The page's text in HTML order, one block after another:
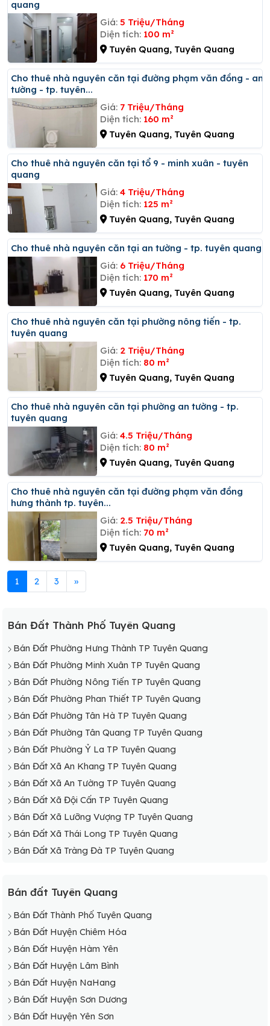
quang
Giá: 5 Triệu/Tháng
Diện tích: 100 m²
Tuyên Quang, Tuyên Quang
Cho thuê nhà nguyên căn tại đường phạm văn đồng - an
tường - tp. tuyên...
Giá: 7 Triệu/Tháng
Diện tích: 160 m²
Tuyên Quang, Tuyên Quang
Cho thuê nhà nguyên căn tại tổ 9 - minh xuân - tuyên
quang
Giá: 4 Triệu/Tháng
Diện tích: 125 m²
Tuyên Quang, Tuyên Quang
Cho thuê nhà nguyên căn tại an tường - tp. tuyên quang
Giá: 6 Triệu/Tháng
Diện tích: 170 m²
Tuyên Quang, Tuyên Quang
Cho thuê nhà nguyên căn tại phường nông tiến - tp.
tuyên quang
Giá: 2 Triệu/Tháng
Diện tích: 80 m²
Tuyên Quang, Tuyên Quang
Cho thuê nhà nguyên căn tại phường an tường - tp.
tuyên quang
Giá: 4.5 Triệu/Tháng
Diện tích: 80 m²
Tuyên Quang, Tuyên Quang
Cho thuê nhà nguyên căn tại đường phạm văn đồng
hưng thành tp. tuyên...
Giá: 2.5 Triệu/Tháng
Diện tích: 70 m²
Tuyên Quang, Tuyên Quang
1 2 3 »
Bán Đất Thành Phố Tuyên Quang
Bán Đất Phường Hưng Thành TP Tuyên Quang
Bán Đất Phường Minh Xuân TP Tuyên Quang
Bán Đất Phường Nông Tiến TP Tuyên Quang
Bán Đất Phường Phan Thiết TP Tuyên Quang
Bán Đất Phường Tân Hà TP Tuyên Quang
Bán Đất Phường Tân Quang TP Tuyên Quang
Bán Đất Phường Ỷ La TP Tuyên Quang
Bán Đất Xã An Khang TP Tuyên Quang
Bán Đất Xã An Tường TP Tuyên Quang
Bán Đất Xã Đội Cấn TP Tuyên Quang
Bán Đất Xã Lưỡng Vượng TP Tuyên Quang
Bán Đất Xã Thái Long TP Tuyên Quang
Bán Đất Xã Tràng Đà TP Tuyên Quang
Bán đất Tuyên Quang
Bán Đất Thành Phố Tuyên Quang
Bán Đất Huyện Chiêm Hóa
Bán Đất Huyện Hàm Yên
Bán Đất Huyện Lâm Bình
Bán Đất Huyện NaHang
Bán Đất Huyện Sơn Dương
Bán Đất Huyện Yên Sơn